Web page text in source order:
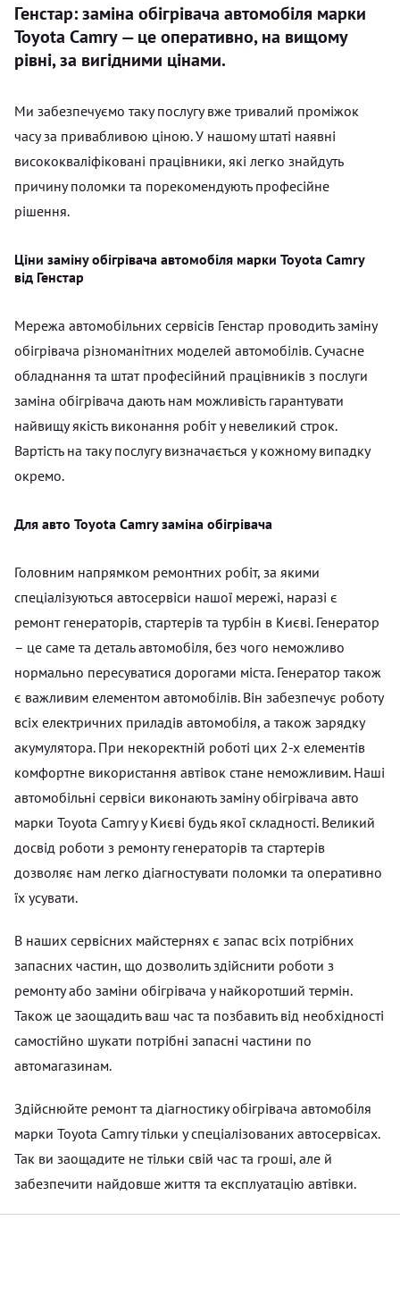
Генстар: заміна обігрівача автомобіля марки
Toyota Camry — це оперативно, на вищому
рівні, за вигідними цінами.
Ми забезпечуємо таку послугу вже тривалий проміжок
часу за привабливою ціною. У нашому штаті наявні
висококваліфіковані працівники, які легко знайдуть
причину поломки та порекомендують професійне
рішення.
Ціни заміну обігрівача автомобіля марки Toyota Camry
від Генстар
Мережа автомобільних сервісів Генстар проводить заміну
обігрівача різноманітних моделей автомобілів. Сучасне
обладнання та штат професійний працівників з послуги
заміна обігрівача дають нам можливість гарантувати
найвищу якість виконання робіт у невеликий строк.
Вартість на таку послугу визначається у кожному випадку
окремо.
Для авто Toyota Camry заміна обігрівача
Головним напрямком ремонтних робіт, за якими
спеціалізуються автосервіси нашої мережі, наразі є
ремонт генераторів, стартерів та турбін в Києві. Генератор
– це саме та деталь автомобіля, без чого неможливо
нормально пересуватися дорогами міста. Генератор також
є важливим елементом автомобілів. Він забезпечує роботу
всіх електричних приладів автомобіля, а також зарядку
акумулятора. При некоректній роботі цих 2-х елементів
комфортне використання автівок стане неможливим. Наші
автомобільні сервіси виконають заміну обігрівача авто
марки Toyota Camry у Києві будь якої складності. Великий
досвід роботи з ремонту генераторів та стартерів
дозволяє нам легко діагностувати поломки та оперативно
їх усувати.
В наших сервісних майстернях є запас всіх потрібних
запасних частин, що дозволить здійснити роботи з
ремонту або заміни обігрівача у найкоротший термін.
Також це заощадить ваш час та позбавить від необхідності
самостійно шукати потрібні запасні частини по
автомагазинам.
Здійснюйте ремонт та діагностику обігрівача автомобіля
марки Toyota Camry тільки у спеціалізованих автосервісах.
Так ви заощадите не тільки свій час та гроші, але й
забезпечити найдовше життя та експлуатацію автівки.